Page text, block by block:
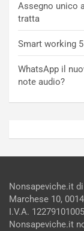
Assegno unico
tratta
Smart working
WhatsApp il
note audio?
Nonsapeviche.it
Marchese 10,
I.V.A. 12279101005
Nonsapeviche.it